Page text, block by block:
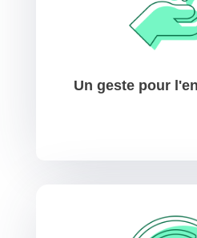
Un geste pour